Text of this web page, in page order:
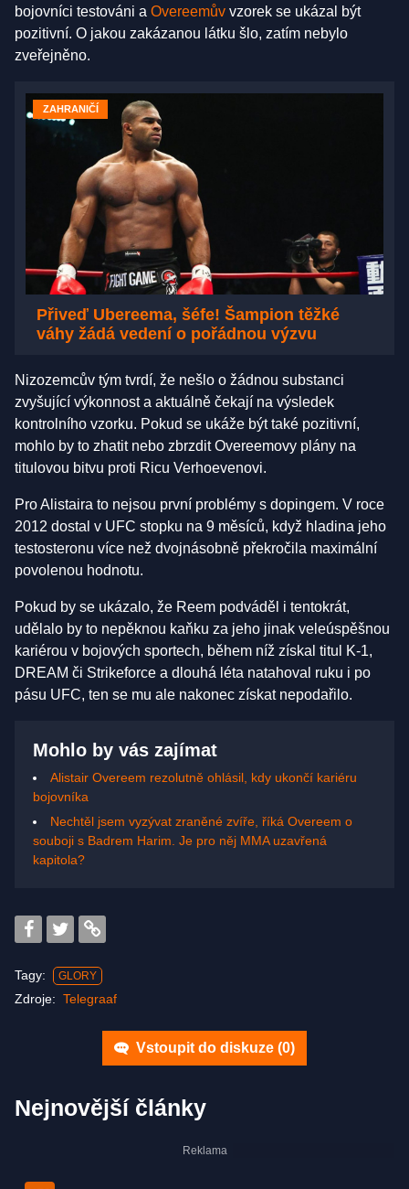
bojovníci testováni a Overeemův vzorek se ukázal být
pozitivní. O jakou zakázanou látku šlo, zatím nebylo
zveřejněno.
ZAHRANIČÍ
Přiveď Ubereema, šéfe! Šampion těžké
váhy žádá vedení o pořádnou výzvu
Nizozemcův tým tvrdí, že nešlo o žádnou substanci
zvyšující výkonnost a aktuálně čekají na výsledek
kontrolního vzorku. Pokud se ukáže být také pozitivní,
mohlo by to zhatit nebo zbrzdit Overeemovy plány na
titulovou bitvu proti Ricu Verhoevenovi.
Pro Alistaira to nejsou první problémy s dopingem. V roce
2012 dostal v UFC stopku na 9 měsíců, když hladina jeho
testosteronu více než dvojnásobně překročila maximální
povolenou hodnotu.
Pokud by se ukázalo, že Reem podváděl i tentokrát,
udělalo by to nepěknou kaňku za jeho jinak veleúspěšnou
kariérou v bojových sportech, během níž získal titul K-1,
DREAM či Strikeforce a dlouhá léta natahoval ruku i po
pásu UFC, ten se mu ale nakonec získat nepodařilo.
Mohlo by vás zajímat
Alistair Overeem rezolutně ohlásil, kdy ukončí kariéru
bojovníka
Nechtěl jsem vyzývat zraněné zvíře, říká Overeem o
souboji s Badrem Harim. Je pro něj MMA uzavřená
kapitola?
Tagy: GLORY
Zdroje: Telegraaf
Vstoupit do diskuze (0)
Nejnovější články